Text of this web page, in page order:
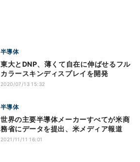
半導体
東大とDNP、薄くて自在に伸ばせるフル
カラースキンディスプレイを開発
2020/07/13 15:32
半導体
世界の主要半導体メーカーすべてが米商
務省にデータを提出、米メディア報道
2021/11/11 16:01